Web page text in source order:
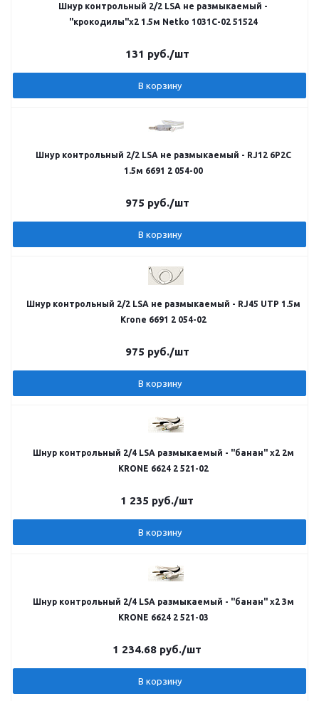
Шнур контрольный 2/2 LSA не размыкаемый -
"крокодилы"х2 1.5м Netko 1031C-02 51524
131 руб./шт
В корзину
Шнур контрольный 2/2 LSA не размыкаемый - RJ12 6P2C
1.5м 6691 2 054-00
975 руб./шт
В корзину
Шнур контрольный 2/2 LSA не размыкаемый - RJ45 UTP 1.5м
Krone 6691 2 054-02
975 руб./шт
В корзину
Шнур контрольный 2/4 LSA размыкаемый - "банан" х2 2м
KRONE 6624 2 521-02
1 235 руб./шт
В корзину
Шнур контрольный 2/4 LSA размыкаемый - "банан" х2 3м
KRONE 6624 2 521-03
1 234.68 руб./шт
В корзину